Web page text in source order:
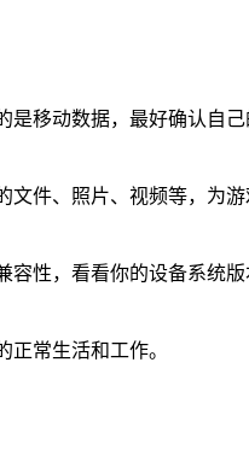
移动数据，最好确认自
件、照片、视频等，为游
性，看看你的设备系统
常生活和工作。